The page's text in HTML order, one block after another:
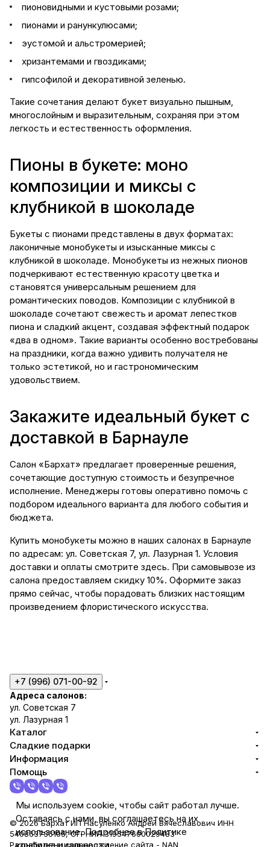
пионовидными и кустовыми розами;
пионами и ранункулюсами;
эустомой и альстромерией;
хризантемами и гвоздиками;
гипсофилой и декоративной зеленью.
Такие сочетания делают букет визуально пышным,
многослойным и выразительным, сохраняя при этом
легкость и естественность оформления.
Пионы в букете: моно
композиции и миксы с
клубникой в шоколаде
Букеты с пионами представлены в двух форматах:
лаконичные монобукеты и изысканные миксы с
клубникой в шоколаде. Монобукеты из нежных пионов
подчеркивают естественную красоту цветка и
становятся универсальным решением для
романтических поводов. Композиции с клубникой в
шоколаде сочетают свежесть и аромат лепестков
пиона и сладкий акцент, создавая эффектный подарок
«два в одном». Такие варианты особенно востребованы
на праздники, когда важно удивить получателя не
только эстетикой, но и гастрономическим
удовольствием.
Закажите идеальный букет с
доставкой в Барнауле
Салон «Бархат» предлагает проверенные решения,
сочетающие доступную стоимость и безупречное
исполнение. Менеджеры готовы оперативно помочь с
подбором идеального варианта для любого события и
бюджета.
Купить монобукеты можно в наших салонах в Барнауле
по адресам: ул. Советская 7, ул. Лазурная 1. Условия
доставки и оплаты смотрите здесь. При самовывозе из
салона предоставляем скидку 10%. Оформите заказ
прямо сейчас, чтобы порадовать близких настоящим
произведением флористического искусства.
+7 (996) 071-00-92
Адреса салонов:
ул. Советская 7
ул. Лазурная 1
Каталог
Сладкие подарки
Информация
Помощь
© 2026 Бархат ИП Насуленко Андрей Вячеславович ИНН
540863736105, ОГРНИП 319547600029483
Разработка и сопровождение сайта - NAN
Мы используем cookie, чтобы сайт работал лучше.
Оставаясь с нами, вы соглашаетесь на их
использование. Подробнее в Политике